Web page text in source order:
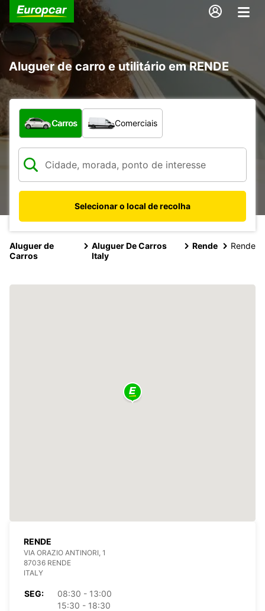
Aluguer de carro e utilitário em RENDE
Que tipo de veículo pretende?
Carros Comerciais
Selecionar o local de recolha
Aluguer de
Carros
Aluguer De Carros
Italy
Rende Rende
RENDE
VIA ORAZIO ANTINORI, 1
87036 RENDE
ITALY
SEG:
08:30 - 13:00
15:30 - 18:30